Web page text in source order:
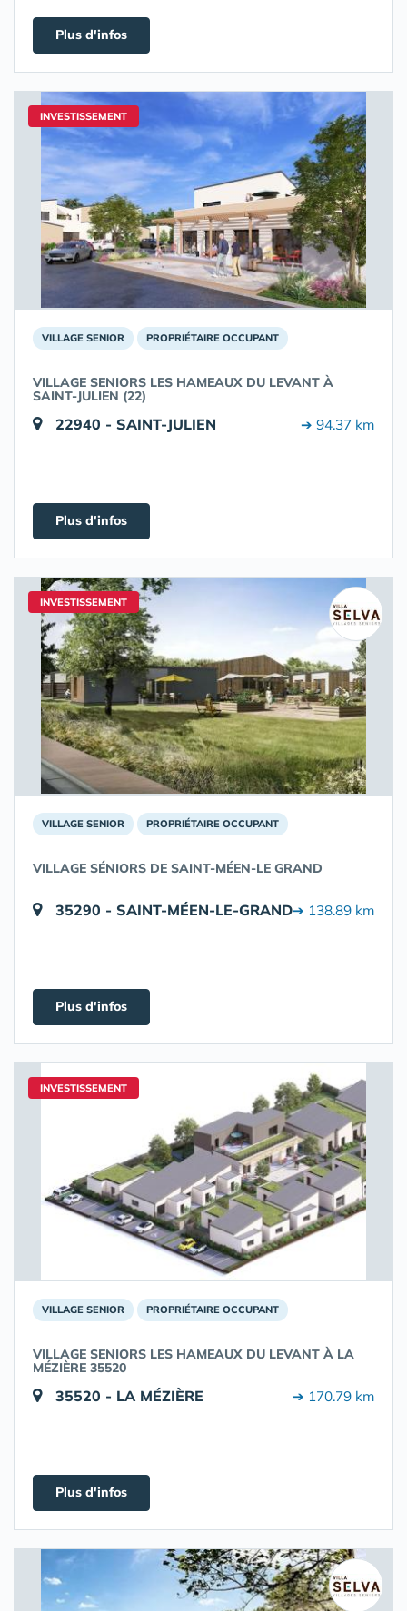
Plus d'infos
INVESTISSEMENT
VILLAGE SENIOR PROPRIÉTAIRE OCCUPANT
VILLAGE SENIORS LES HAMEAUX DU LEVANT À
SAINT-JULIEN (22)
22940 - SAINT-JULIEN ➔ 94.37 km
Plus d'infos
INVESTISSEMENT
VILLAGE SENIOR PROPRIÉTAIRE OCCUPANT
VILLAGE SÉNIORS DE SAINT-MÉEN-LE GRAND
35290 - SAINT-MÉEN-LE-GRAND➔ 138.89 km
Plus d'infos
INVESTISSEMENT
VILLAGE SENIOR PROPRIÉTAIRE OCCUPANT
VILLAGE SENIORS LES HAMEAUX DU LEVANT À LA
MÉZIÈRE 35520
35520 - LA MÉZIÈRE ➔ 170.79 km
Plus d'infos